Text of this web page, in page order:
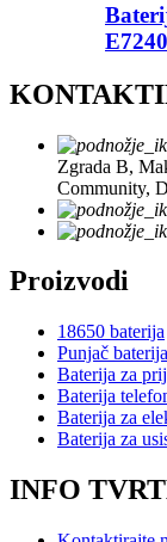
Zgrada B,
Community,
Proizvodi
18650 baterija
Punjač baterija
Baterija za
Baterija
Baterija za
Baterija za
INFO